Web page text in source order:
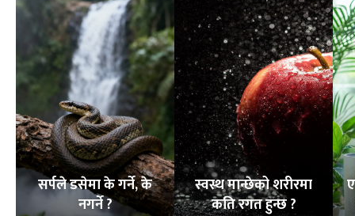
सर्पले डसेमा के गर्ने, के
नगर्ने ?
स्वस्थ मान्छेको शरीरमा
कति रगत हुन्छ ?